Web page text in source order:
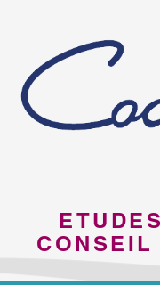
CONSEIL